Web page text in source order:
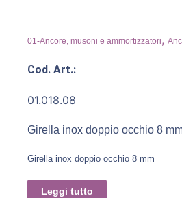
01-Ancore, musoni e ammortizzatori,
Cod. Art.:
01.018.08
Girella inox doppio occhio 8
Girella inox doppio occhio 8 mm
Leggi tutto